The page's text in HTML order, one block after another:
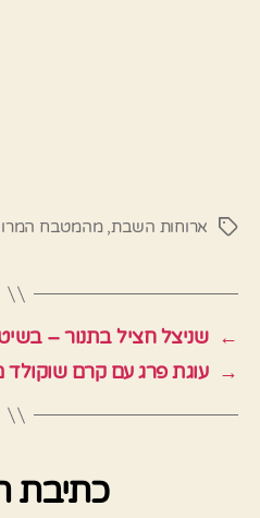
תגיותארוחות השבת,מהמטבח
← שניצל חציל בתנור –
→ עוגת פרג עם קרם
כתיבת